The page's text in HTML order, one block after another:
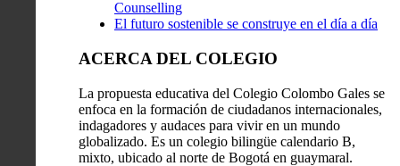
Counselling
El futuro sostenible se construye en el día a día
ACERCA DEL COLEGIO
La propuesta educativa del Colegio Colombo Gales se
enfoca en la formación de ciudadanos internacionales,
indagadores y audaces para vivir en un mundo
globalizado. Es un colegio bilingüe calendario B,
mixto, ubicado al norte de Bogotá en guaymaral.